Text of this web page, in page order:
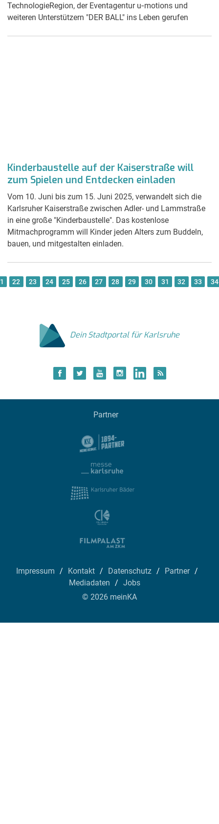
TechnologieRegion, der Eventagentur u‑motions und
weiteren Unterstützern "DER BALL" ins Leben gerufen
Kinderbaustelle auf der Kaiserstraße will
zum Spielen und Entdecken einladen
Vom 10. Juni bis zum 15. Juni 2025, verwandelt sich die
Karlsruher Kaiserstraße zwischen Adler- und Lammstraße
in eine große "Kinderbaustelle". Das kostenlose
Mitmachprogramm will Kinder jeden Alters zum Buddeln,
bauen, und mitgestalten einladen.
22 23 24 25 26 27 28 29 30 31 32 33 34
Dein Stadtportal für Karlsruhe
Partner
Impressum Kontakt Datenschutz
Partner
Mediadaten
Jobs
© 2026 meinKA